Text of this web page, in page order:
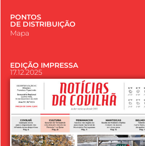
PONTOS
DE DISTRIBUIÇÃO
Mapa
EDIÇÃO IMPRESSA
17.12.2025